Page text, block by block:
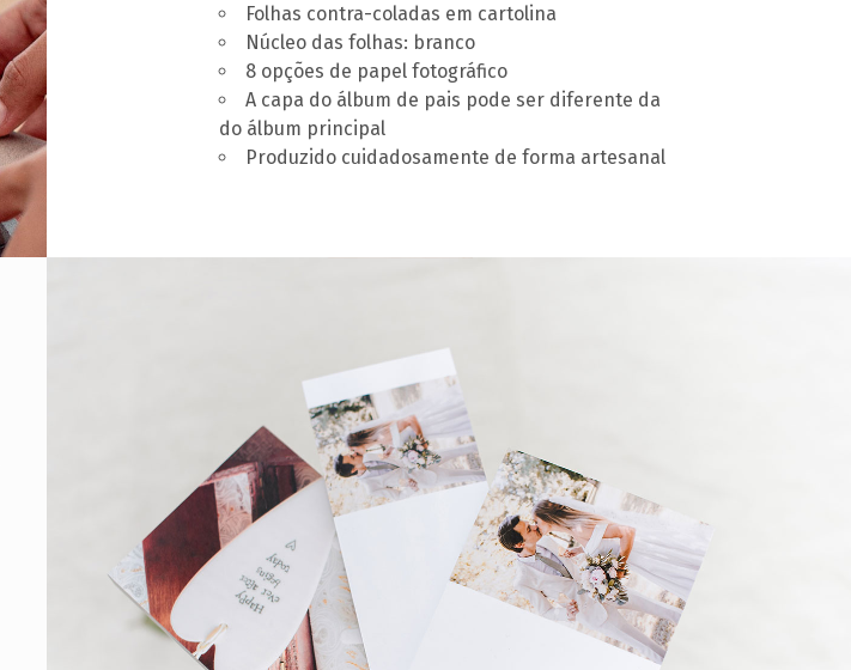
Folhas contra-coladas em cartolina
Núcleo das folhas: branco
8 opções de papel fotográfico
A capa do álbum de pais pode ser diferente da
do álbum principal
Produzido cuidadosamente de forma artesanal